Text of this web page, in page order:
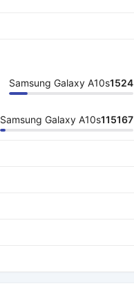
Samsung Galaxy A10s1524
Samsung Galaxy A10s115167